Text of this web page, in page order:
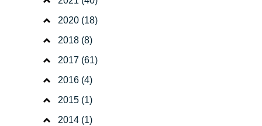
2020 (18)
2018 (8)
2017 (61)
2016 (4)
2015 (1)
2014 (1)